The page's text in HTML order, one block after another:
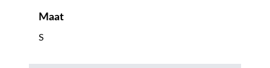
Maat
S